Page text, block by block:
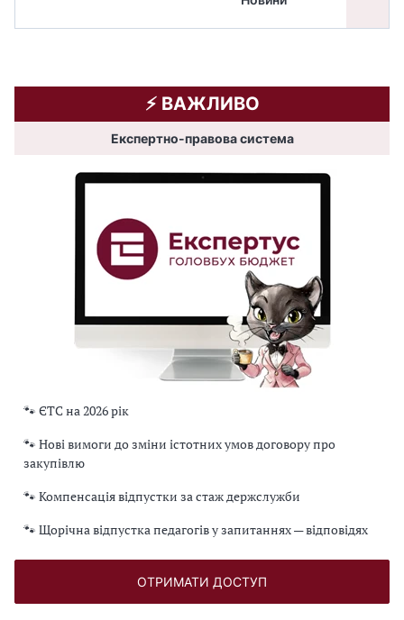
⚡️ ВАЖЛИВО
Експертно-правова система
🐾 ЄТС на 2026 рік
🐾 Нові вимоги до зміни істотних умов договору про
закупівлю
🐾 Компенсація відпустки за стаж держслужби
🐾 Щорічна відпустка педагогів у запитаннях — відповідях
ОТРИМАТИ ДОСТУП